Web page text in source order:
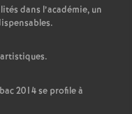
dans l’académie, un
2014 se profile à